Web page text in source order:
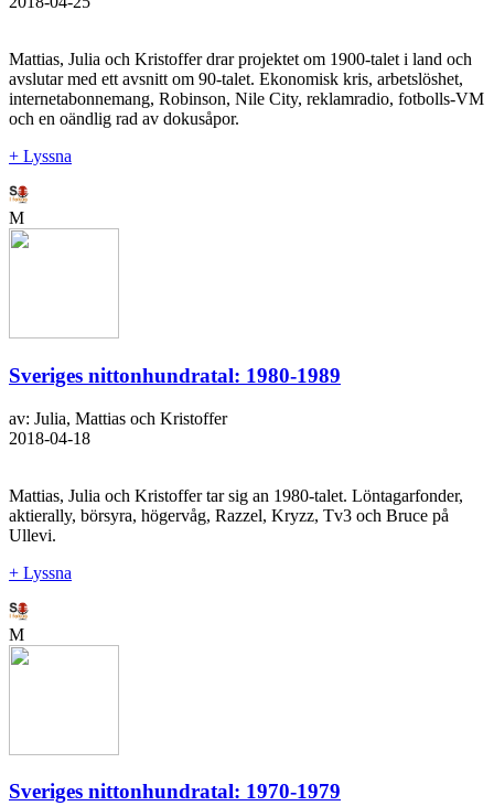
Mattias, Julia och Kristoffer drar projektet om 1900-talet i land och
avslutar med ett avsnitt om 90-talet. Ekonomisk kris, arbetslöshet,
internetabonnemang, Robinson, Nile City, reklamradio, fotbolls-VM
och en oändlig rad av dokusåpor.
+ Lyssna
M
Sveriges nittonhundratal: 1980-1989
av: Julia, Mattias och Kristoffer
2018-04-18
Mattias, Julia och Kristoffer tar sig an 1980-talet. Löntagarfonder,
aktierally, börsyra, högervåg, Razzel, Kryzz, Tv3 och Bruce på
Ullevi.
+ Lyssna
M
Sveriges nittonhundratal: 1970-1979